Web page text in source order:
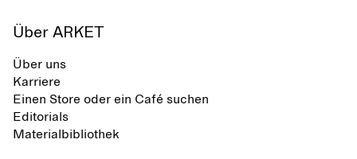
Über ARKET
Über uns
Karriere
Einen Store oder ein Café suchen
Editorials
Materialbibliothek